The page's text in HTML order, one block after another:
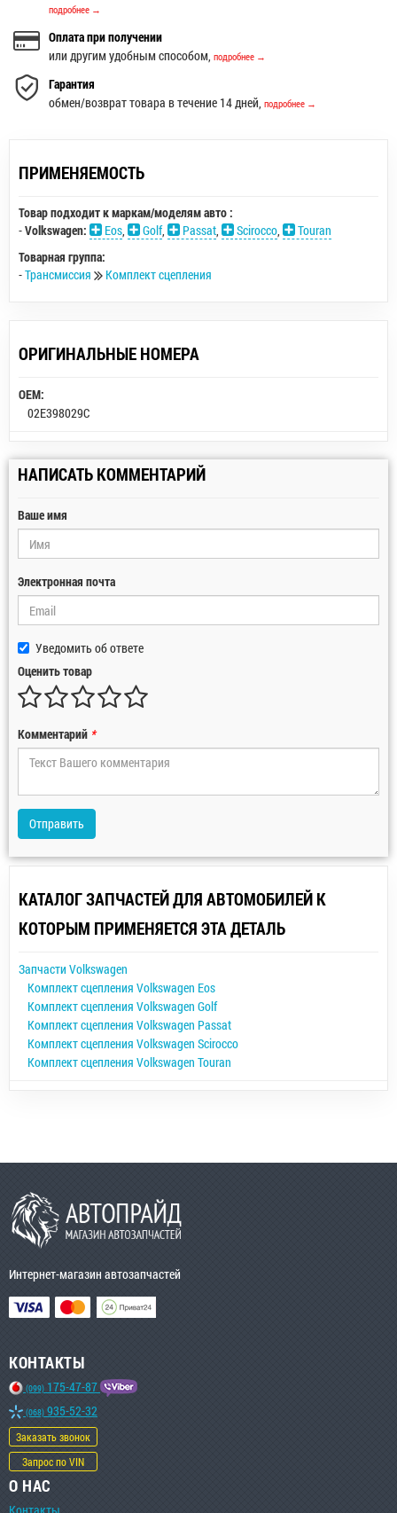
подробнее →
Оплата при получении
или другим удобным способом, подробнее →
Гарантия
обмен/возврат товара в течение 14 дней, подробнее →
ПРИМЕНЯЕМОСТЬ
Товар подходит к маркам/моделям авто :
-Volkswagen: Eos, Golf, Passat, Scirocco,
Touran
Товарная группа:
-Трансмиссия Комплект сцепления
ОРИГИНАЛЬНЫЕ НОМЕРА
OEM:
02E398029C
НАПИСАТЬ КОММЕНТАРИЙ
Ваше имя
Электронная почта
Уведомить об ответе
Оценить товар
Комментарий *
Отправить
КАТАЛОГ ЗАПЧАСТЕЙ ДЛЯ АВТОМОБИЛЕЙ К
КОТОРЫМ ПРИМЕНЯЕТСЯ ЭТА ДЕТАЛЬ
Запчасти Volkswagen
Комплект сцепления Volkswagen Eos
Комплект сцепления Volkswagen Golf
Комплект сцепления Volkswagen Passat
Комплект сцепления Volkswagen Scirocco
Комплект сцепления Volkswagen Touran
Интернет-магазин автозапчастей
КОНТАКТЫ
(099) 175-47-87
(068) 935-52-32
Заказать звонок
Запрос по VIN
О НАС